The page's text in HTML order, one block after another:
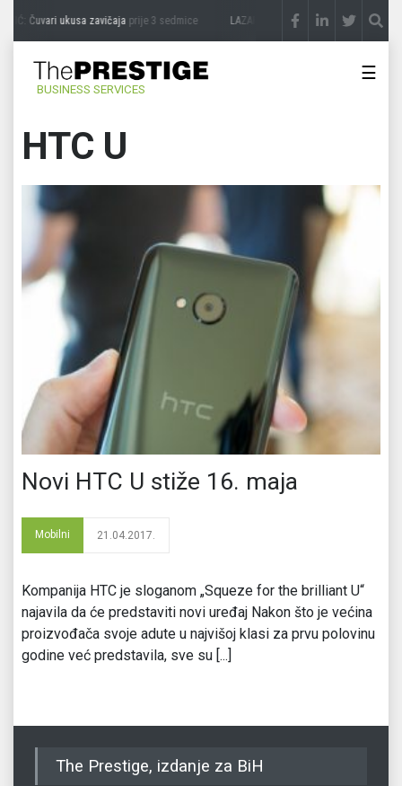
Čuvari ukusa zavičajaprije 3 sedmice LAZAR ĐURIĆ: Promocija potencijal
BUSINESS SERVICES
☰
HTC U
Novi HTC U stiže 16. maja
Mobilni 21.04.2017.
Kompanija HTC je sloganom „Squeze for the brilliant U“
najavila da će predstaviti novi uređaj Nakon što je većina
proizvođača svoje adute u najvišoj klasi za prvu polovinu
godine već predstavila, sve su [...]
The Prestige, izdanje za BiH